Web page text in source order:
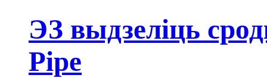
ЭЗ выдзеліць
Pipe